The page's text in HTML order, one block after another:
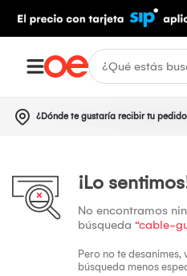
¿Dónde te gustaría recibir tu
¡Lo
No encontramos
búsqueda “cable-
Pero no te
búsqueda menos